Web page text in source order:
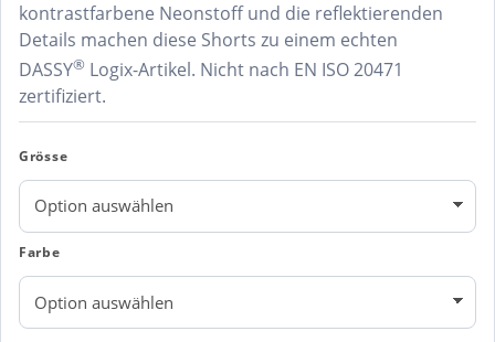
kontrastfarbene Neonstoff und die reflektierenden
Details machen diese Shorts zu einem echten
DASSY® Logix-Artikel. Nicht nach EN ISO 20471
zertifiziert.
Grösse
Farbe